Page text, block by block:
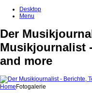
Desktop
Menu
Der
Musikjournalist
and more
Home Fotogalerie